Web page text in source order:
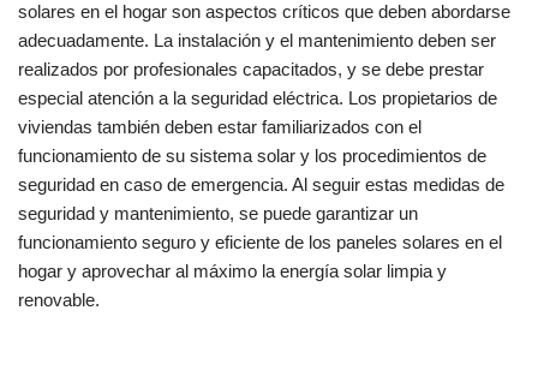
solares en el hogar son aspectos críticos que deben abordarse
adecuadamente. La instalación y el mantenimiento deben ser
realizados por profesionales capacitados, y se debe prestar
especial atención a la seguridad eléctrica. Los propietarios de
viviendas también deben estar familiarizados con el
funcionamiento de su sistema solar y los procedimientos de
seguridad en caso de emergencia. Al seguir estas medidas de
seguridad y mantenimiento, se puede garantizar un
funcionamiento seguro y eficiente de los paneles solares en el
hogar y aprovechar al máximo la energía solar limpia y
renovable.